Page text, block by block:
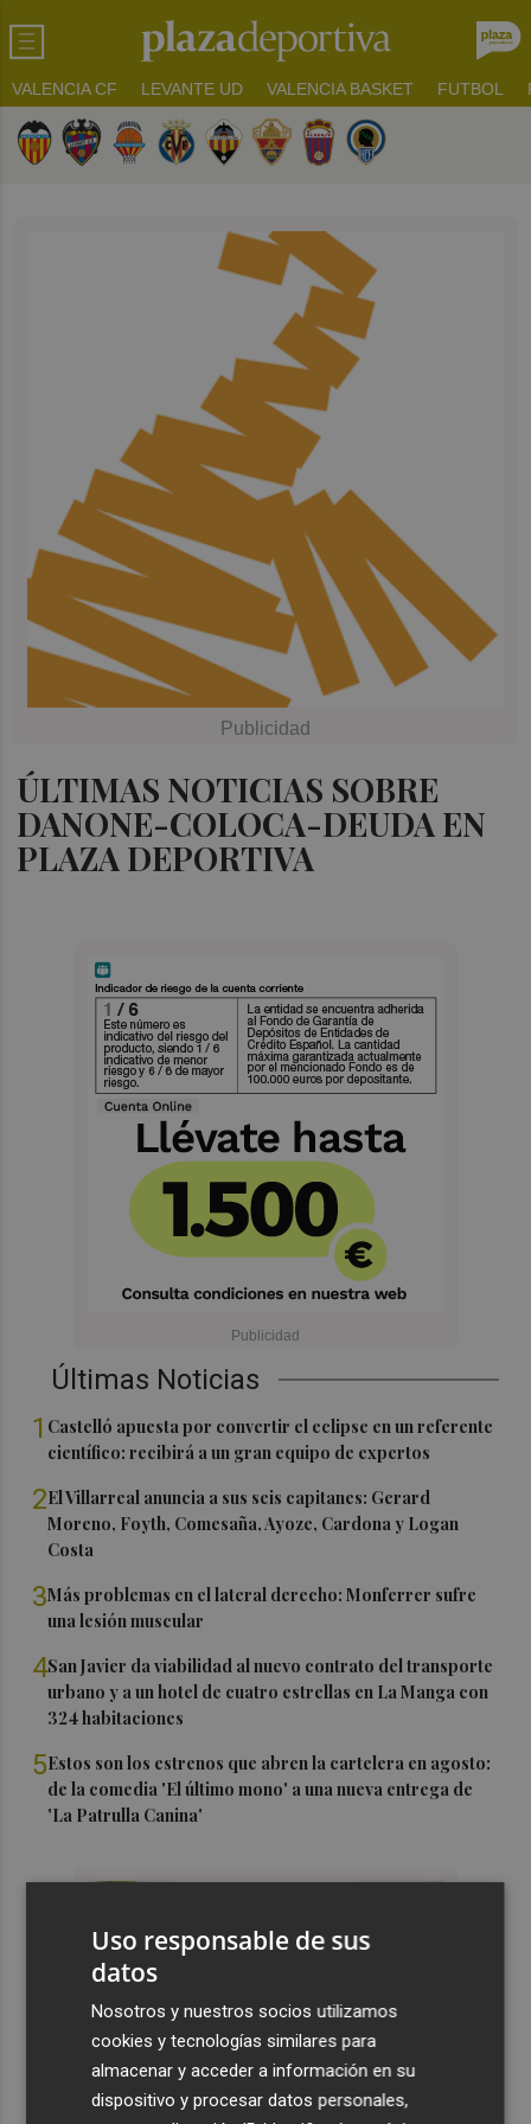
VALENCIA CF LEVANTE UD VALENCIA BASKET FUTBOL
ÚLTIMAS NOTICIAS SOBRE
DANONE-COLOCA-DEUDA EN
PLAZA DEPORTIVA
Últimas Noticias
1 Castelló apuesta por convertir el eclipse en un referente
científico: recibirá a un gran equipo de expertos
2El Villarreal anuncia a sus seis capitanes: Gerard
Moreno, Foyth, Comesaña, Ayoze, Cardona y Logan
Costa
3Más problemas en el lateral derecho: Monferrer sufre
una lesión muscular
4San Javier da viabilidad al nuevo contrato del transporte
urbano y a un hotel de cuatro estrellas en La Manga con
324 habitaciones
5Estos son los estrenos que abren la cartelera en agosto:
de la comedia 'El último mono' a una nueva entrega de
'La Patrulla Canina'
Uso responsable de sus
datos
Nosotros y nuestros socios utilizamos
cookies y tecnologías similares para
almacenar y acceder a información en su
dispositivo y procesar datos personales,